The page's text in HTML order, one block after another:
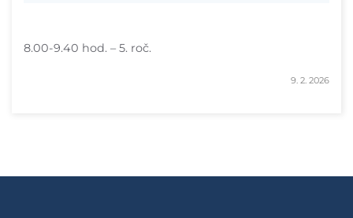
8.00-9.40 hod. – 5. roč.
9. 2. 2026